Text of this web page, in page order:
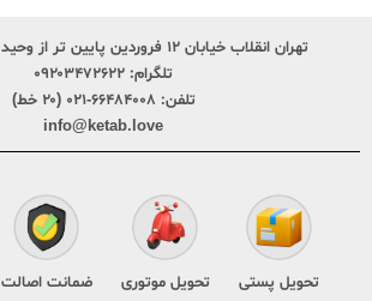
تهران انقلاب خیابان ۱۲ فروردین پایین تر از وحید نظری پلاک ۲۴۹
تلگرام: ۰۹۲۰۳۴۷۲۶۲۲
تلفن: ۶۶۴۸۴۰۰۸-۰۲۱ (۲۰ خط)
info@ketab.love
تحویل پستی تحویل موتوری ضمانت اصالت